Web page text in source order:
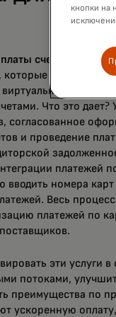
счетов:
которые принимают
карты и
Что это
согласованное
и проведение
платежей
номера карт
Весь
платежей по
эти услуги в
потоками,
преимущества по
ускоренную
кнопки на